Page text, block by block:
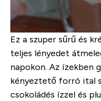
Ez a szuper sűrű és
teljes lényedet
napokon. Az ízekben
kényeztető forró ital
csokoládés ízzel és